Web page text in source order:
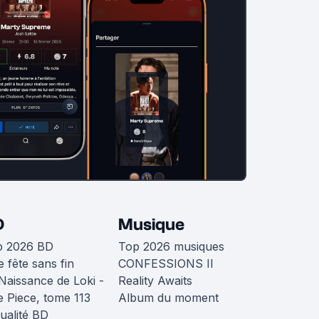
2026 BD
fête sans fin
de Loki -
Piece, tome 113
BD
Musique
Top 2026 musiques
CONFESSIONS II
Reality Awaits
Album du moment